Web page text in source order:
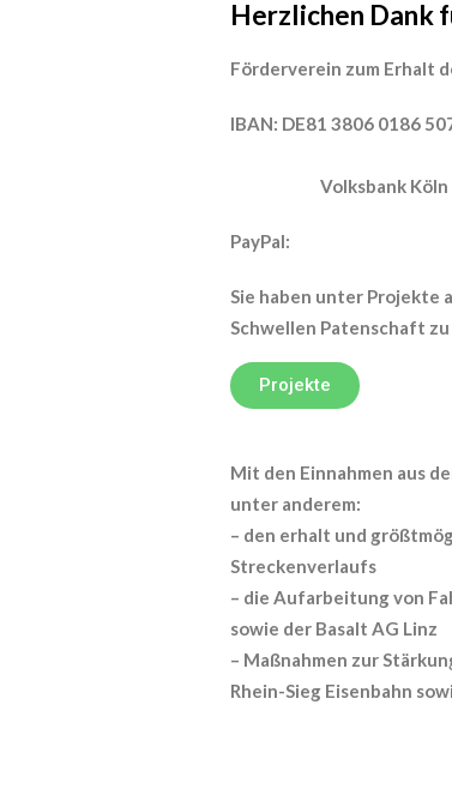
Herzlichen Dank
Förderverein zum Erhalt
IBAN:
Volksbank Köln
PayPal:
Sie haben unter Projekte
Schwellen Patenschaft
Projekte
Mit den Einnahmen aus
unter anderem:
– den erhalt und
Streckenverlaufs
– die Aufarbeitung von
sowie der Basalt AG Linz
– Maßnahmen zur
Rhein-Sieg Eisenbahn